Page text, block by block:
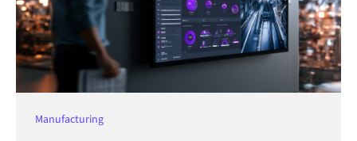
Manufacturing